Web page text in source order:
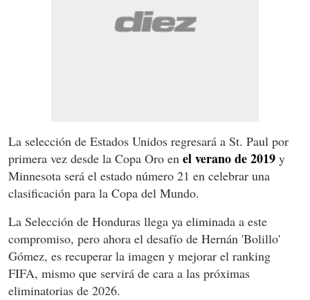
La selección de Estados Unidos regresará a St. Paul por
primera vez desde la Copa Oro en el verano de 2019 y
Minnesota será el estado número 21 en celebrar una
clasificación para la Copa del Mundo.
La Selección de Honduras llega ya eliminada a este
compromiso, pero ahora el desafío de Hernán 'Bolillo'
Gómez, es recuperar la imagen y mejorar el ranking
FIFA, mismo que servirá de cara a las próximas
eliminatorias de 2026.